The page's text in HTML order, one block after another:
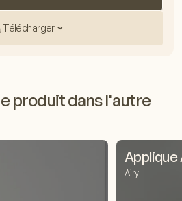
Télécharger
produit dans l'autre
Applique
Airy